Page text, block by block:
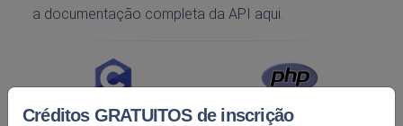
a documentação completa da API aqui.
Créditos GRATUITOS de inscrição